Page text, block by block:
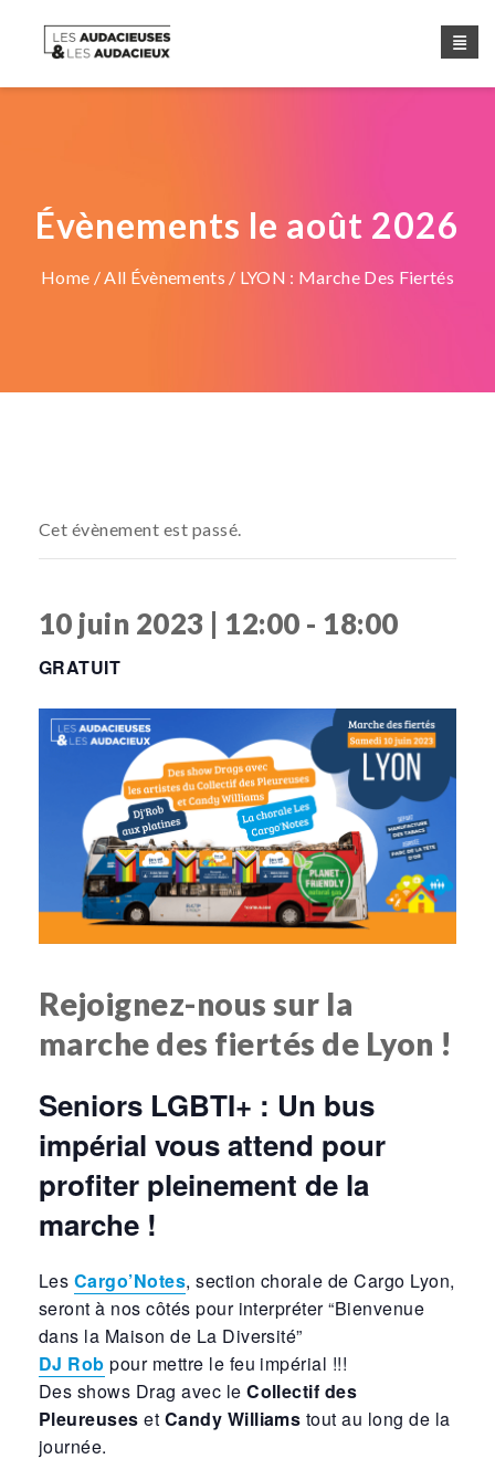
Évènements le août 2026
Home /All Évènements / LYON : Marche Des Fiertés
Cet évènement est passé.
10 juin 2023 | 12:00 - 18:00
GRATUIT
Rejoignez-nous sur la
marche des fiertés de Lyon !
Seniors LGBTI+ : Un bus
impérial vous attend pour
profiter pleinement de la
marche !
Les Cargo’Notes, section chorale de Cargo Lyon,
seront à nos côtés pour interpréter “Bienvenue
dans la Maison de La Diversité”
DJ Rob pour mettre le feu impérial !!!
Des shows Drag avec leCollectif des
Pleureuses et Candy Williams tout au long de la
journée.